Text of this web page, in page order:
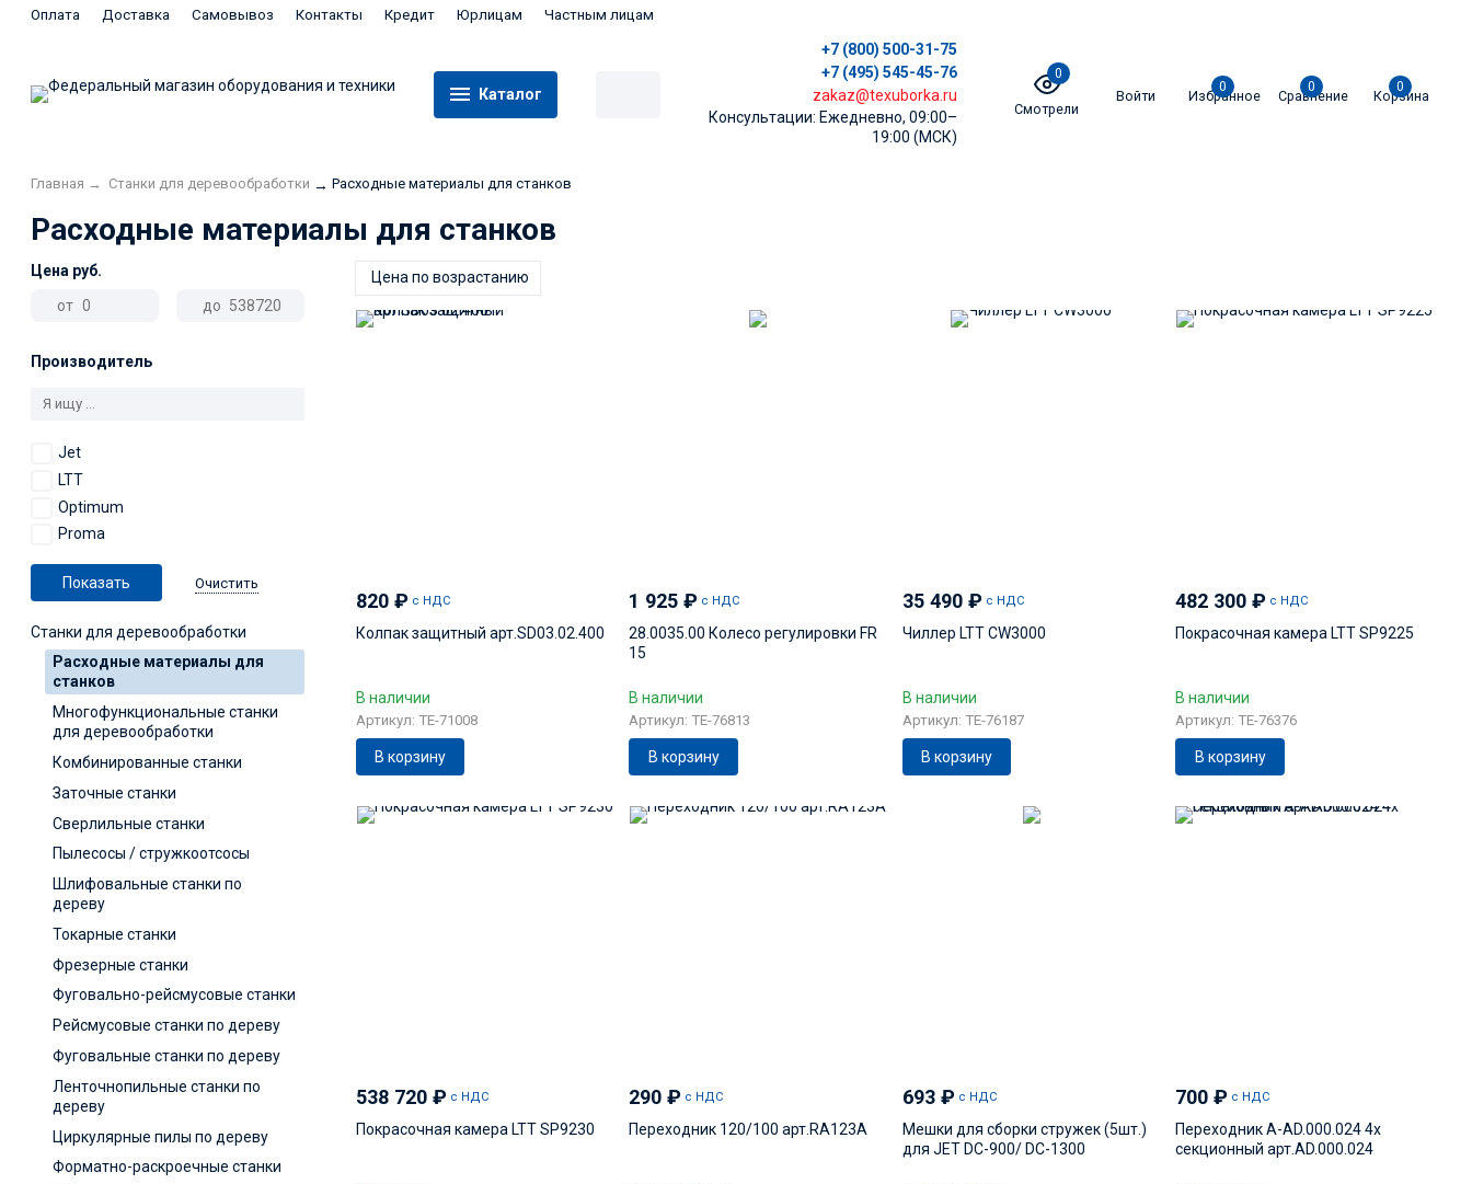
Оплата Доставка Самовывоз Контакты Кредит Юрлицам Частным лицам
Каталог
+7 (800) 500-31-75
+7 (495) 545-45-76
zakaz@texuborka.ru
Консультации: Ежедневно, 09:00–
19:00 (МСК)
0
Смотрели
Войти
0
Избранное
0
Сравнение
0
Корзина
Главная → Станки для деревообработки → Расходные материалы для станков
Расходные материалы для станков
Цена руб.
от до
Производитель
Jet
LTT
Optimum
Proma
Очистить
Станки для деревообработки
Расходные материалы для
станков
Многофункциональные станки
для деревообработки
Комбинированные станки
Заточные станки
Cверлильные станки
Пылесосы / стружкоотсосы
Шлифовальные станки по
дереву
Токарные станки
Фрезерные станки
Фуговально-рейсмусовые станки
Рейсмусовые станки по дереву
Фуговальные станки по дереву
Ленточнопильные станки по
дереву
Циркулярные пилы по дереву
Форматно-раскроечные станки
Цена по возрастанию
820 ₽ с НДС
Колпак защитный арт.SD03.02.400
В наличии
Артикул: TE-71008
В корзину
1 925₽ с НДС
28.0035.00 Колесо регулировки FR
15
В наличии
Артикул: TE-76813
В корзину
35 490 ₽ с НДС
Чиллер LTT CW3000
В наличии
Артикул: TE-76187
В корзину
482 300₽ с НДС
Покрасочная камера LTT SP9225
В наличии
Артикул: TE-76376
В корзину
538 720 ₽ с НДС
Покрасочная камера LTT SP9230
290₽ с НДС
Переходник 120/100 арт.RA123A
693 ₽ с НДС
Мешки для сборки стружек (5шт.)
для JET DC-900/ DC-1300
700₽ с НДС
Переходник A-AD.000.024 4х
секционный арт.AD.000.024